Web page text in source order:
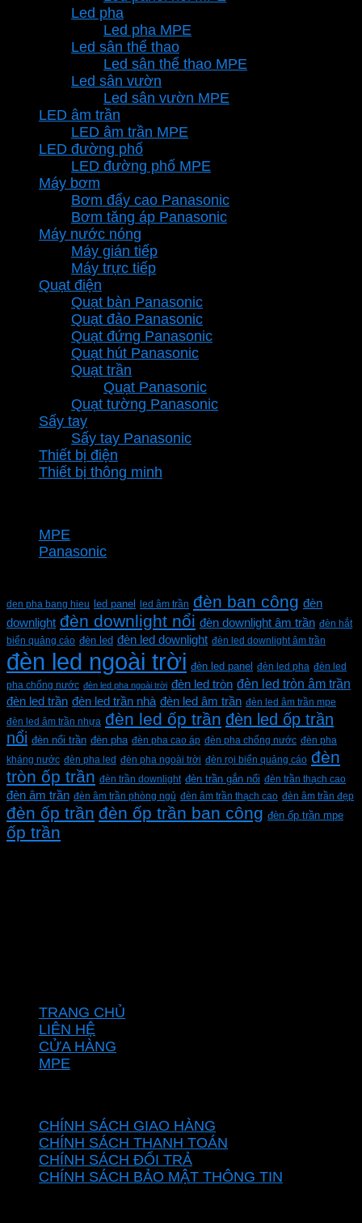
Led pha
Led pha MPE
Led sân thể thao
Led sân thể thao MPE
Led sân vườn
Led sân vườn MPE
LED âm trần
LED âm trần MPE
LED đường phố
LED đường phố MPE
Máy bơm
Bơm đẩy cao Panasonic
Bơm tăng áp Panasonic
Máy nước nóng
Máy gián tiếp
Máy trực tiếp
Quạt điện
Quạt bàn Panasonic
Quạt đảo Panasonic
Quạt đứng Panasonic
Quạt hút Panasonic
Quạt trần
Quạt Panasonic
Quạt tường Panasonic
Sấy tay
Sấy tay Panasonic
Thiết bị điện
Thiết bị thông minh
MPE
Panasonic
den pha bang hieu led panel led âm trần đèn ban công đèn
downlight đèn downlight nổi đèn downlight âm trần đèn hắt
biển quảng cáo đèn led đèn led downlight đèn led downlight âm trần
đèn led ngoài trời đèn led panel đèn led pha đèn led
pha chống nước đèn led pha ngoài trời đèn led tròn đèn led tròn âm trần
đèn led trần đèn led trần nhà đèn led âm trần đèn led âm trần mpe
đèn led âm trần nhựa đèn led ốp trần đèn led ốp trần
nổi đèn nổi trần đèn pha đèn pha cao áp đèn pha chống nước đèn pha
kháng nước đèn pha led đèn pha ngoài trời đèn rọi biển quảng cáo đèn
tròn ốp trần đèn trần downlight đèn trần gắn nổi đèn trần thạch cao
đèn âm trần đèn âm trần phòng ngủ đèn âm trần thạch cao đèn âm trần đẹp
đèn ốp trần đèn ốp trần ban công đèn ốp trần mpe
ốp trần
TRANG CHỦ
LIÊN HỆ
CỬA HÀNG
MPE
CHÍNH SÁCH GIAO HÀNG
CHÍNH SÁCH THANH TOÁN
CHÍNH SÁCH ĐỔI TRẢ
CHÍNH SÁCH BẢO MẬT THÔNG TIN